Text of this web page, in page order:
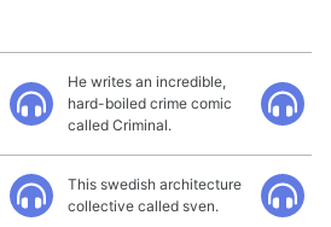
He writes an incredible,
hard-boiled crime comic
called Criminal.
This swedish architecture
collective called sven.